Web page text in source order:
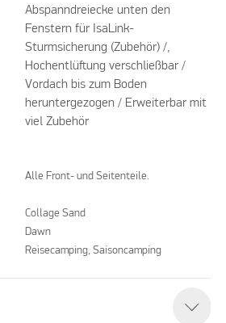
Abspanndreiecke unten den
Fenstern für IsaLink-
Sturmsicherung (Zubehör) /,
Hochentlüftung verschließbar /
Vordach bis zum Boden
heruntergezogen / Erweiterbar mit
viel Zubehör
Alle Front- und Seitenteile.
Collage Sand
Dawn
Reisecamping, Saisoncamping